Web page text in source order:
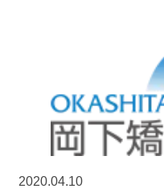
2020.04.10